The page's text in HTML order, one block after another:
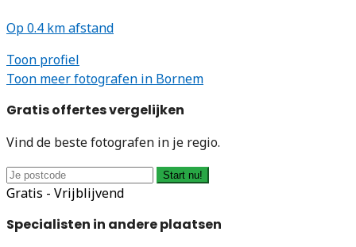
Op 0.4 km afstand
Toon profiel
Toon meer fotografen in Bornem
Gratis offertes vergelijken
Vind de beste fotografen in je regio.
Start nu!
Gratis - Vrijblijvend
Specialisten in andere plaatsen